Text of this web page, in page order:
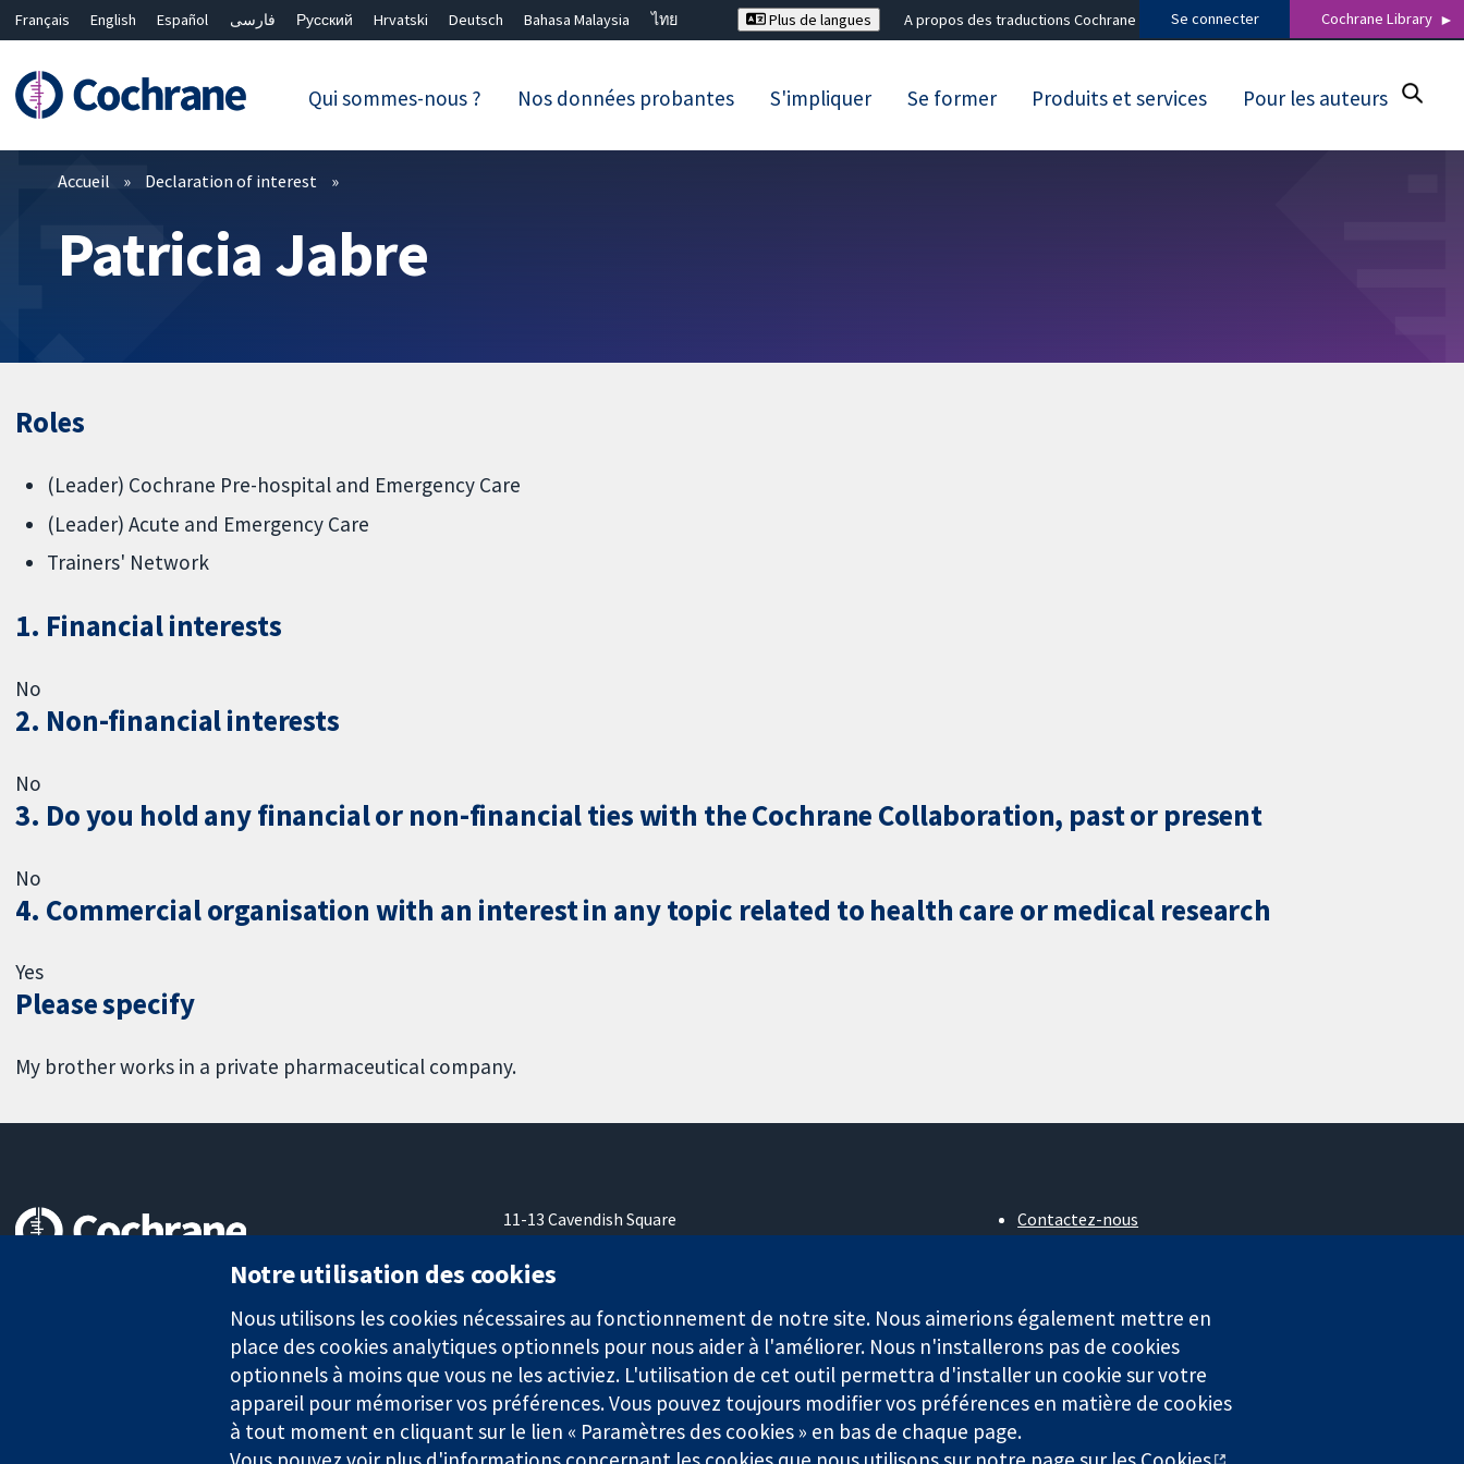
Français English Español فارسی Русский Hrvatski Deutsch Bahasa Malaysia
ไทย
Plus de langues A propos des traductions Cochrane Se connecter Cochrane Library
Qui sommes-nous ? Nos données probantes S'impliquer Se former Produits et services Pour les auteurs
Filtres
Accueil Declaration of interest
Patricia Jabre
Roles
(Leader) Cochrane Pre-hospital and Emergency Care
(Leader) Acute and Emergency Care
Trainers' Network
1. Financial interests
No
2. Non-financial interests
No
3. Do you hold any financial or non-financial ties with the Cochrane Collaboration, past or present
No
4. Commercial organisation with an interest in any topic related to health care or medical research
Yes
Please specify
My brother works in a private pharmaceutical company.
11-13 Cavendish Square
Londres
W1G0AN
Royaume-Uni
Contactez-nous
Actualités
Offres d'emploi
Cochrane Library
La Collaboration Cochrane est une association caritative (n° 1045921) et une société à responsabilité limitée par garantie (n° 03044323) enregistrée en Angleterre et au Pays de Galles. Numéro de
Notre utilisation des cookies
Nous utilisons les cookies nécessaires au fonctionnement de notre site. Nous aimerions également mettre en
place des cookies analytiques optionnels pour nous aider à l'améliorer. Nous n'installerons pas de cookies
optionnels à moins que vous ne les activiez. L'utilisation de cet outil permettra d'installer un cookie sur votre
appareil pour mémoriser vos préférences. Vous pouvez toujours modifier vos préférences en matière de cookies
à tout moment en cliquant sur le lien « Paramètres des cookies » en bas de chaque page.